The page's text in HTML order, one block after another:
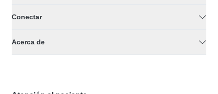
Conectar
Acerca de